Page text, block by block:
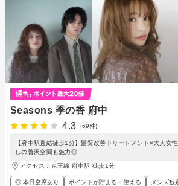
Seasons 季の香 府中
4.3
(69件)
【府中駅直結徒歩1分】髪質改善トリートメント×大人女
しの贅沢空間も魅力◎
アクセス：京王線 府中駅 徒歩1分
◎ 本日空席あり ポイントが貯まる・使える メンズ歓